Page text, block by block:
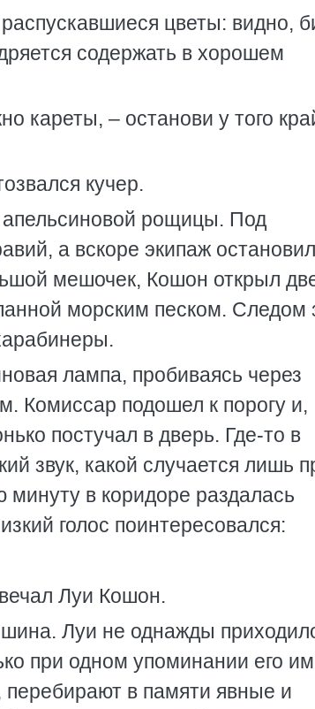
цветы: видно,
содержать в хорошем
кареты, – останови у того
кучер.
апельсиновой рощицы. Под
а вскоре экипаж
мешочек, Кошон открыл
морским песком. Следом
лампа, пробиваясь через
Комиссар подошел к порогу и,
постучал в дверь. Где-то в
звук, какой случается лишь
в коридоре раздалась
голос поинтересовался:
Луи Кошон.
Луи не однажды
при одном упоминании его
в памяти явные и